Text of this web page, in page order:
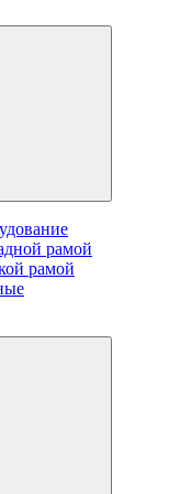
рамой
рамой